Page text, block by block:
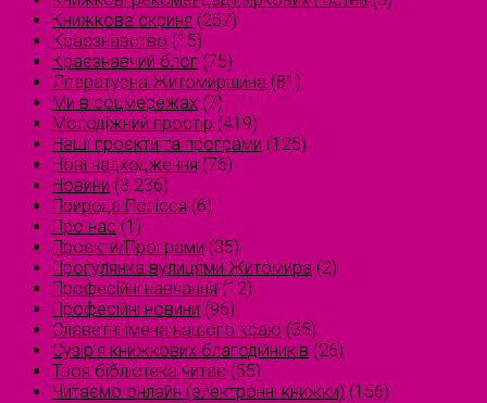
Книжкова скриня (257)
Краєзнавство (15)
Краєзнавчий блог (75)
Літературна Житомирщина (81)
Ми в соцмережах (7)
Молодіжний простір (419)
Наші проєкти та програми (125)
Нові надходження (76)
Новини (3 236)
Природа Полісся (6)
Про нас (1)
Проєкти/Програми (35)
Прогулянка вулицями Житомира (2)
Професійні навчання (12)
Професійні новини (96)
Славетні імена нашого краю (35)
Сузірʼя книжкових благодійників (26)
Твоя бібліотека читає (55)
Читаємо онлайн (електронні книжки) (156)